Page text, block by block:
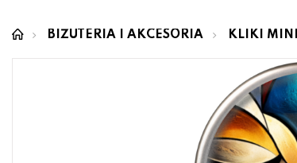
BIŻUTERIA I AKCESORIA KLIKI MINI